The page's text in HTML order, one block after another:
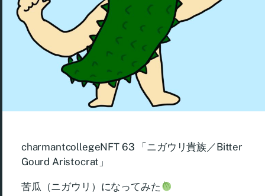
charmantcollegeNFT 63 「ニガウリ貴族／Bitter
Gourd Aristocrat」
苦瓜（ニガウリ）になってみた